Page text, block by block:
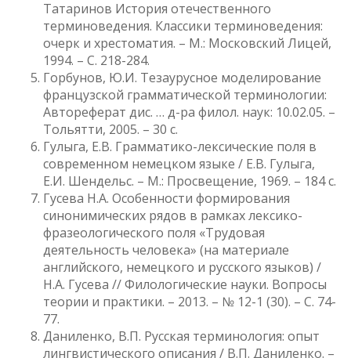
Татаринов История отечественного
терминоведения. Классики терминоведения:
очерк и хрестоматия. – М.: Московский Лицей,
1994. – С. 218-284.
Горбунов, Ю.И. Тезаурусное моделирование
французской грамматической терминологии:
Автореферат дис. … д-ра филол. наук: 10.02.05. –
Тольятти, 2005. – 30 с.
Гулыга, Е.В. Грамматико-лексические поля в
современном немецком языке / Е.В. Гулыга,
Е.И. Шендельс. – М.: Просвещение, 1969. – 184 с.
Гусева Н.А. Особенности формирования
синонимических рядов в рамках лексико-
фразеологического поля «Трудовая
деятельность человека» (на материале
английского, немецкого и русского языков) /
Н.А. Гусева // Филологические науки. Вопросы
теории и практики. – 2013. – № 12-1 (30). – С. 74-
77.
Даниленко, В.П. Русская терминология: опыт
лингвистического описания / В.П. Даниленко. –